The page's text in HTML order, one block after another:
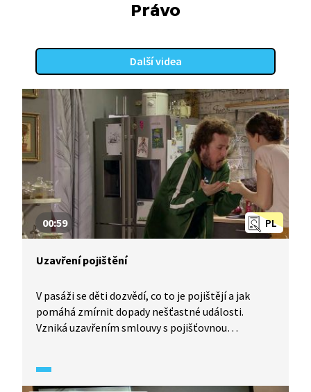
Právo
Další videa
PL
00:59
Uzavření pojištění
V pasáži se děti dozvědí, co to je pojištějí a jak
pomáhá zmírnit dopady nešťastné události.
Vzniká uzavřením smlouvy s pojišťovnou
jako o pojistné události. Dále jsou zmíněny